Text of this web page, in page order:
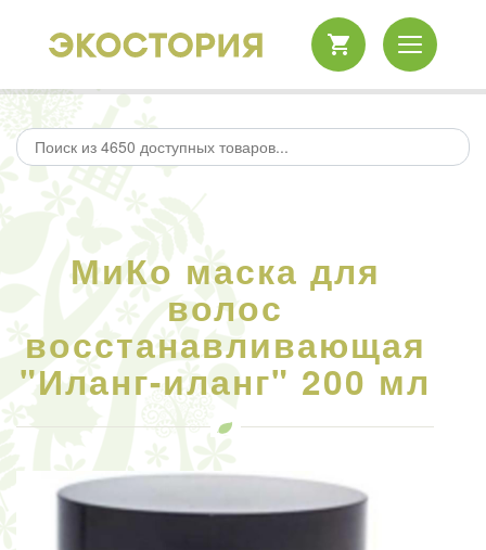
МиКо маска для
волос
восстанавливающая
"Иланг-иланг" 200 мл